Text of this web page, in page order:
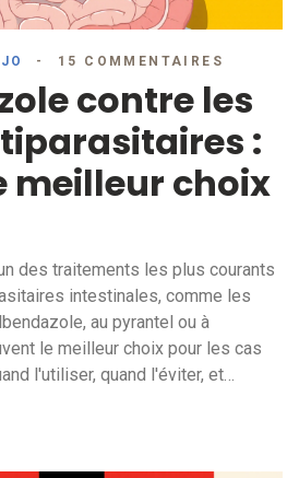
15 COMMENTAIRES
contre les
:
meilleur choix
des traitements les plus courants
intestinales, comme les
au pyrantel ou à
le meilleur choix pour les cas
l'utiliser, quand l'éviter, et